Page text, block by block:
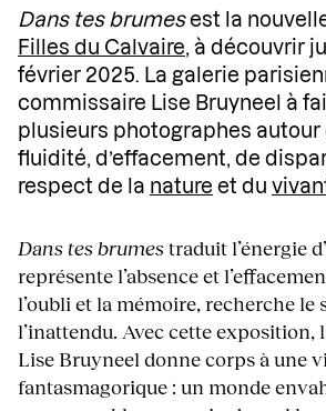
Dans tes brumesest la
Filles du Calvaire , à découvrir
février 2025. La galerie
commissaire Lise Bruyneel à
plusieurs photographes autour
fluidité, d’effacement, de
respect de la nature et du
Dans tes brumestraduit l’énergie
représente l’absence et
l’oubli et la mémoire, recherche le
l’inattendu. Avec cette exposition,
Lise Bruyneel donne corps à une
fantasmagorique : un monde